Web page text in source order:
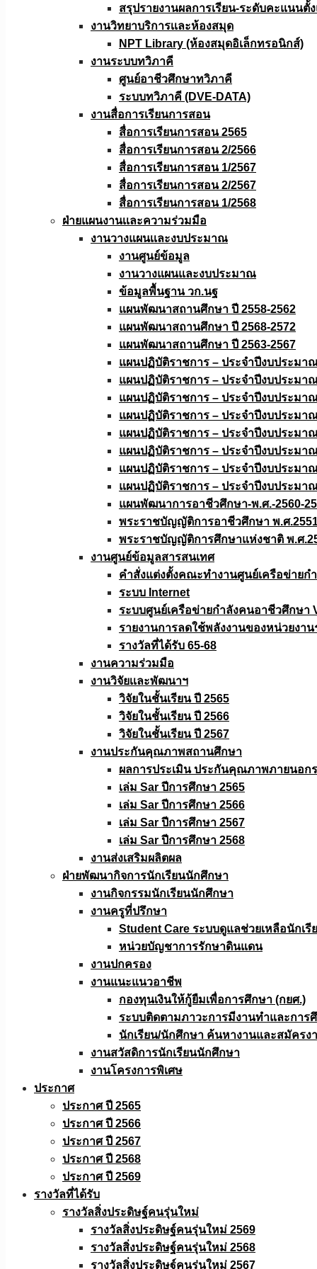
สรุปรายงานผลการเรียน-ระดับคะแนนตั้
งานวิทยาบริการเเละห้องสมุด
NPT Library (ห้องสมุดอิเล็กทรอนิกส์)
งานระบบทวิภาคี
ศูนย์อาชีวศึกษาทวิภาคี
ระบบทวิภาคี (DVE-DATA)
งานสื่อการเรียนการสอน
สื่อการเรียนการสอน 2565
สื่อการเรียนการสอน 2/2566
สื่อการเรียนการสอน 1/2567
สื่อการเรียนการสอน 2/2567
สื่อการเรียนการสอน 1/2568
ฝ่ายแผนงานเเละความร่วมมือ
งานวางแผนเเละงบประมาณ
งานศูนย์ข้อมูล
งานวางแผนและงบประมาณ
ข้อมูลพื้นฐาน วก.นฐ
แผนพัฒนาสถานศึกษา ปี 2558-2562
แผนพัฒนาสถานศึกษา ปี 2568-2572
แผนพัฒนาสถานศึกษา ปี 2563-2567
แผนปฏิบัติราชการ – ประจำปีงบประมา
แผนปฏิบัติราชการ – ประจำปีงบประมา
แผนปฏิบัติราชการ – ประจำปีงบประมา
แผนปฏิบัติราชการ – ประจำปีงบประมา
แผนปฏิบัติราชการ – ประจำปีงบประมา
แผนปฏิบัติราชการ – ประจำปีงบประมา
แผนปฏิบัติราชการ – ประจำปีงบประมา
แผนปฏิบัติราชการ – ประจำปีงบประมา
แผนพัฒนาการอาชีวศึกษา-พ.ศ.-2560-
พระราชบัญญัติการอาชีวศึกษา พ.ศ
พระราชบัญญัติการศึกษาแห่งชาติ พ.ศ
งานศูนย์ข้อมูลสารสนเทศ
คำสั่งแต่งตั้งคณะทำงานศูนย์เครือข่าย
ระบบ Internet
ระบบศูนย์เครือข่ายกำลังคนอาชีวศึกษา
รายงานการลดใช้พลังงานของหน่วยงา
รางวัลที่ได้รับ 65-68
งานความร่วมมือ
งานวิจัยเเละพัฒนาฯ
วิจัยในชั้นเรียน ปี 2565
วิจัยในชั้นเรียน ปี 2566
วิจัยในชั้นเรียน ปี 2567
งานประกันคุณภาพสถานศึกษา
ผลการประเมิน ประกันคุณภาพภายนอก
เล่ม Sar ปีการศึกษา 2565
เล่ม Sar ปีการศึกษา 2566
เล่ม Sar ปีการศึกษา 2567
เล่ม Sar ปีการศึกษา 2568
งานส่งเสริมผลิตผล
ฝ่ายพัฒนากิจการนักเรียนนักศึกษา
งานกิจกรรมนักเรียนนักศึกษา
งานครูที่ปรึกษา
Student Care ระบบดูแลช่วยเหลือนักเรี
หน่วยบัญชาการรักษาดินแดน
งานปกครอง
งานแนะแนวอาชีพ
กองทุนเงินให้กู้ยืมเพื่อการศึกษา (กยศ.)
ระบบติดตามภาวะการมีงานทำและการ
นักเรียน/นักศึกษา ค้นหางานและสมัครง
งานสวัสดิการนักเรียนนักศึกษา
งานโครงการพิเศษ
ประกาศ
ประกาศ ปี 2565
ประกาศ ปี 2566
ประกาศ ปี 2567
ประกาศ ปี 2568
ประกาศ ปี 2569
รางวัลที่ได้รับ
รางวัลสิ่งประดิษฐ์คนรุ่นใหม่
รางวัลสิ่งประดิษฐ์คนรุ่นใหม่ 2569
รางวัลสิ่งประดิษฐ์คนรุ่นใหม่ 2568
รางวัลสิ่งประดิษฐ์คนรุ่นใหม่ 2567